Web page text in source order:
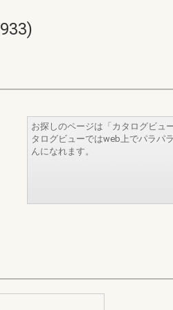
お探しのページは「カタログビュ
タログビューではweb上でパラパ
んになれます。